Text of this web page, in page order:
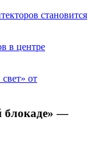
становится
в центре
от
блокаде» —